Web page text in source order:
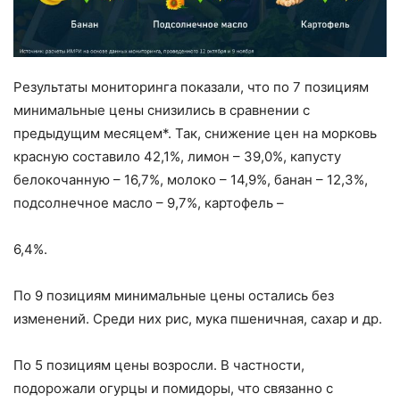
Результаты мониторинга показали, что по 7 позициям
минимальные цены снизились в сравнении с
предыдущим месяцем*. Так, снижение цен на морковь
красную составило 42,1%, лимон – 39,0%, капусту
белокочанную – 16,7%, молоко – 14,9%, банан – 12,3%,
подсолнечное масло – 9,7%, картофель –
6,4%.
По 9 позициям минимальные цены остались без
изменений. Среди них рис, мука пшеничная, сахар и др.
По 5 позициям цены возросли. В частности,
подорожали огурцы и помидоры, что связанно с